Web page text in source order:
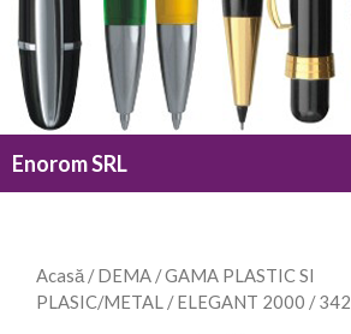
Enorom SRL
Acasă /DEMA /GAMA PLASTIC SI
PLASIC/METAL /ELEGANT 2000 / 342